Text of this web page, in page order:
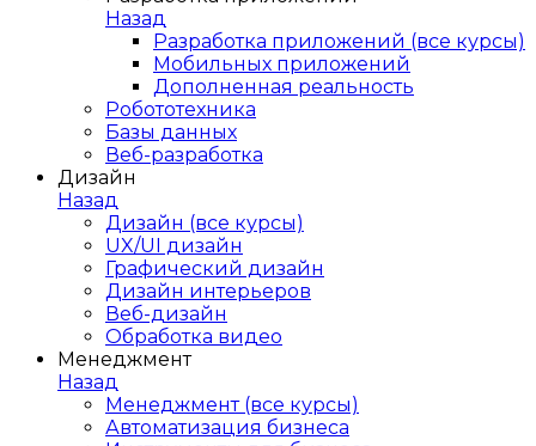
Назад
Разработка приложений (все курсы)
Мобильных приложений
Дополненная реальность
Робототехника
Базы данных
Веб-разработка
Дизайн
Назад
Дизайн (все курсы)
UX/UI дизайн
Графический дизайн
Дизайн интерьеров
Веб-дизайн
Обработка видео
Менеджмент
Назад
Менеджмент (все курсы)
Автоматизация бизнеса